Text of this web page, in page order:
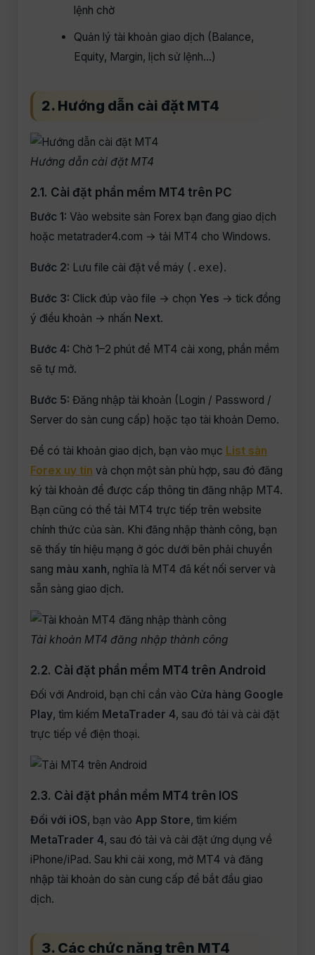
lệnh chờ
Quản lý tài khoản giao dịch (Balance,
Equity, Margin, lịch sử lệnh…)
2. Hướng dẫn cài đặt MT4
Hướng dẫn cài đặt MT4
2.1. Cài đặt phần mềm MT4 trên PC
Bước 1: Vào website sàn Forex bạn đang giao dịch
hoặc metatrader4.com → tải MT4 cho Windows.
Bước 2: Lưu file cài đặt về máy ( .exe).
Bước 3: Click đúp vào file → chọn Yes → tick đồng
ý điều khoản → nhấn Next.
Bước 4: Chờ 1–2 phút để MT4 cài xong, phần mềm
sẽ tự mở.
Bước 5: Đăng nhập tài khoản (Login / Password /
Server do sàn cung cấp) hoặc tạo tài khoản Demo.
Để có tài khoản giao dịch, bạn vào mục List sàn
Forex uy tín và chọn một sàn phù hợp, sau đó đăng
ký tài khoản để được cấp thông tin đăng nhập MT4.
Bạn cũng có thể tải MT4 trực tiếp trên website
chính thức của sàn. Khi đăng nhập thành công, bạn
sẽ thấy tín hiệu mạng ở góc dưới bên phải chuyển
sang màu xanh, nghĩa là MT4 đã kết nối server và
sẵn sàng giao dịch.
Tài khoản MT4 đăng nhập thành công
2.2. Cài đặt phần mềm MT4 trên Android
Đối với Android, bạn chỉ cần vào Cửa hàng Google
Play, tìm kiếm MetaTrader 4, sau đó tải và cài đặt
trực tiếp về điện thoại.
2.3. Cài đặt phần mềm MT4 trên IOS
Đối với iOS, bạn vào App Store, tìm kiếm
MetaTrader 4, sau đó tải và cài đặt ứng dụng về
iPhone/iPad. Sau khi cài xong, mở MT4 và đăng
nhập tài khoản do sàn cung cấp để bắt đầu giao
dịch.
3. Các chức năng trên MT4